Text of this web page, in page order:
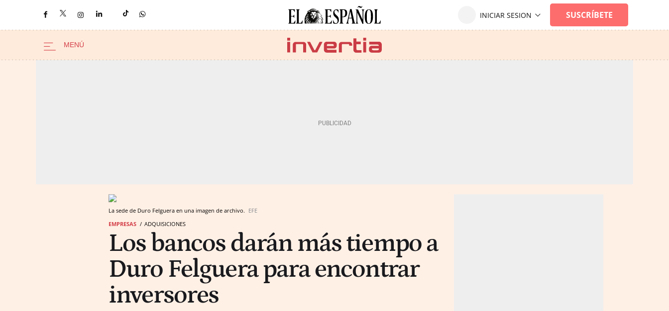
La sede de Duro Felguera en una imagen de archivo. EFE
EMPRESAS
ADQUISICIONES
Los bancos darán más tiempo a
Duro Felguera para encontrar
inversores